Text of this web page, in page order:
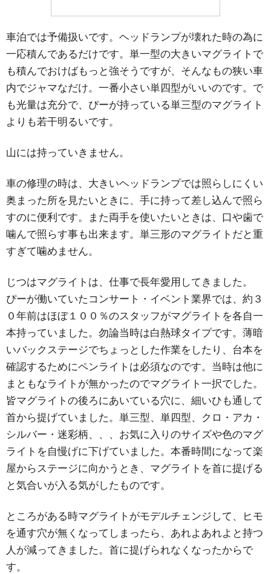
車泊では予備扱いです。ヘッドランプが壊れた時の為に
一応積んであるだけです。単一型の大きいマグライトで
も積んでおけばもっと強そうですが、そんなもの狭い車
内でジャマなだけ。一番小さい単四型がいいのです。で
も光量は充分で、ぴーが持っている単三型のマグライト
よりも若干明るいです。
山には持っていきません。
車の修理の時は、大きいヘッドランプでは照らしにくい
奥まった所を見たいときに、手に持って差し込んで照ら
すのに便利です。また両手を使いたいときは、口や歯で
噛んで照らす事も出来ます。単三形のマグライトだと重
すぎて噛めません。
じつはマグライトは、仕事で長年愛用してきました。
ぴーが働いていたコンサート・イベント業界では、約３
０年前はほぼ１００％のスタッフがマグライトを各自一
本持っていました。勿論当時は白熱球タイプです。薄暗
いバックステージでちょっとした作業をしたり、台本を
確認するためにペンライトは必須なのです。当時は他に
まともなライトが無かったのでマグライト一択でした。
皆マグライトの後ろにあいている穴に、細いひも通して
首から提げていました。単三型、単四型、クロ・アカ・
シルバー・迷彩柄、、、お気に入りのサイズや色のマグ
ライトを自慢げに下げていました。本番時間になって楽
屋からステージに向かうとき、マグライトを首に提げる
と気合いが入る気がしたものです。
ところがある時マグライトがモデルチェンジして、ヒモ
を通す穴が無くなってしまったら、あれよあれよと持つ
人が減ってきました。首に提げられなくなったからで
す。